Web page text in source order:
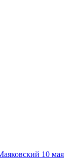
10 мая